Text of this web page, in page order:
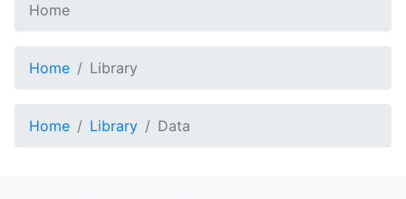
Home
Home Library
Home Library Data